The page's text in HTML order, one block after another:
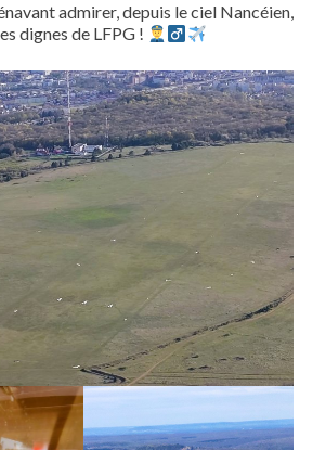
admirer, depuis le ciel Nancéien,
dignes de LFPG !